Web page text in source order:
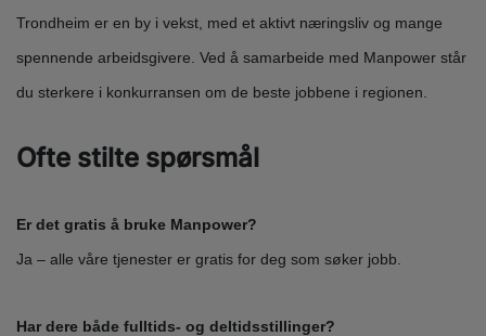
Trondheim er en by i vekst, med et aktivt næringsliv og mange
spennende arbeidsgivere. Ved å samarbeide med Manpower står
du sterkere i konkurransen om de beste jobbene i regionen.
Ofte stilte spørsmål
Er det gratis å bruke Manpower?
Ja – alle våre tjenester er gratis for deg som søker jobb.
Har dere både fulltids- og deltidsstillinger?